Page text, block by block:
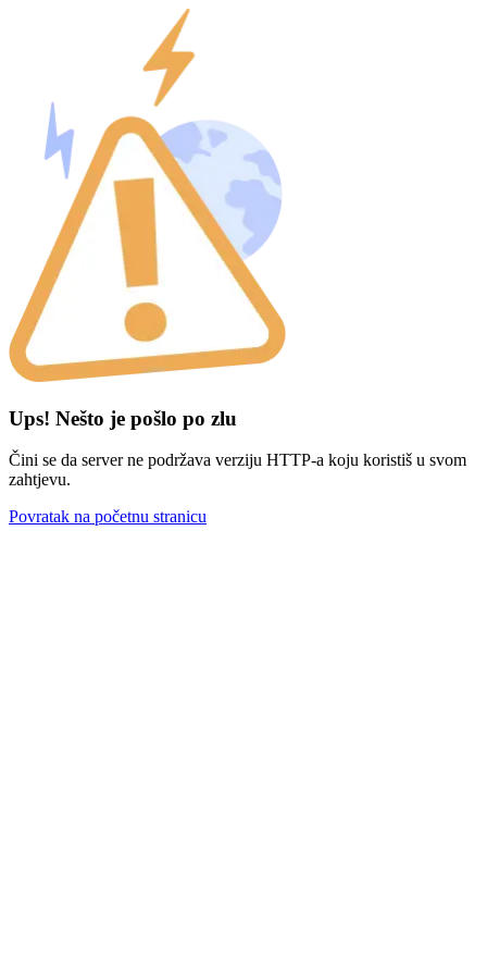
Ups! Nešto je pošlo po zlu
Čini se da server ne podržava verziju HTTP-a koju koristiš u svom
zahtjevu.
Povratak na početnu stranicu